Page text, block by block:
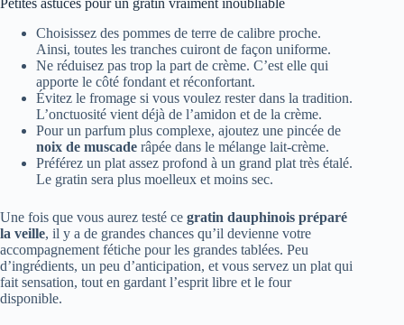
Choisissez des pommes de terre de calibre proche.
Ainsi, toutes les tranches cuiront de façon uniforme.
Ne réduisez pas trop la part de crème. C’est elle qui
apporte le côté fondant et réconfortant.
Évitez le fromage si vous voulez rester dans la tradition.
L’onctuosité vient déjà de l’amidon et de la crème.
Pour un parfum plus complexe, ajoutez une pincée de
noix de muscade râpée dans le mélange lait-crème.
Préférez un plat assez profond à un grand plat très étalé.
Le gratin sera plus moelleux et moins sec.
Une fois que vous aurez testé ce gratin dauphinois préparé
la veille, il y a de grandes chances qu’il devienne votre
accompagnement fétiche pour les grandes tablées. Peu
d’ingrédients, un peu d’anticipation, et vous servez un plat qui
fait sensation, tout en gardant l’esprit libre et le four
disponible.